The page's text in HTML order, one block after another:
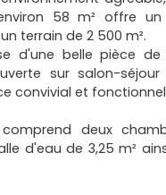
58 m² offre
terrain de 2 500 m².
d'une belle pièce de
sur salon-
convivial et
deux
d'eau de 3,25 m²